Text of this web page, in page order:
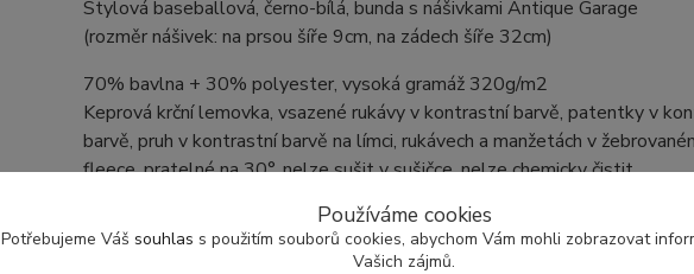
Stylová baseballová, černo-bílá, bunda s nášivkami Antique Garage
(rozměr nášivek: na prsou šíře 9cm, na zádech šíře 32cm)
70% bavlna + 30% polyester, vysoká gramáž 320g/m2
Keprová krční lemovka, vsazené rukávy v kontrastní barvě, patentky v
barvě, pruh v kontrastní barvě na límci, rukávech a manžetách v
fleece, pratelné na 30°, nelze sušit v sušičce, nelze chemicky čistit
Používáme cookies
Potřebujeme Váš souhlas s použitím souborů cookies, abychom Vám mohli zobrazovat
Vašich zájmů.